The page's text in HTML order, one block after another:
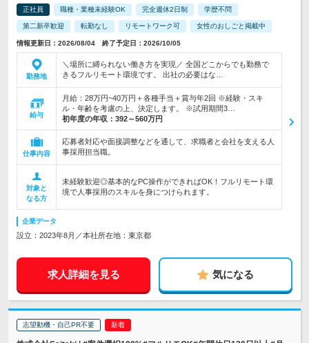
正社員 職種・業種未経験OK 完全週休2日制 学歴不問
第二新卒歓迎 転勤なし リモートワーク可 女性のおしごと掲載中
情報更新日：2026/08/04 終了予定日：2026/10/05
勤務地
＼場所に縛られない働き方を実現／ 全国どこからでも勤務で
きるフルリモート環境です。 出社の必要はな…
給与
月給：28万円~40万円＋各種手当＋賞与年2回 ※経験・スキ
ル・年齢を考慮の上、決定します。 ※試用期間3…
初年度の年収： 392～560万円
仕事内容
応募者対応や面接調整などを通して、求職者と会社を支える人
事採用担当職。
対象と
なる方
未経験歓迎◎基本的なPC操作ができればOK！フルリモート環
境で人事採用のスキルを身につけられます。
企業データ
設立：2023年8月／本社所在地：東京都
求人詳細を見る 気になる
志望動機・自己PR不要